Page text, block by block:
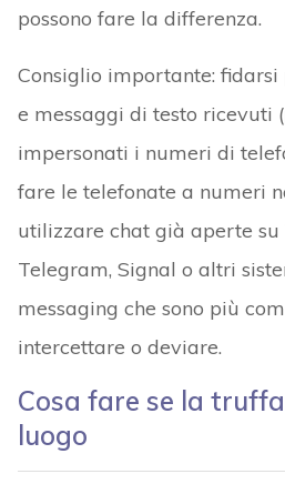
possono fare la differenza.
Consiglio importante:
e messaggi di testo ricevuti
impersonati i numeri di
fare le telefonate a numeri
utilizzare chat già aperte su
Telegram, Signal o altri
messaging che sono più
intercettare o deviare.
Cosa fare se la
luogo